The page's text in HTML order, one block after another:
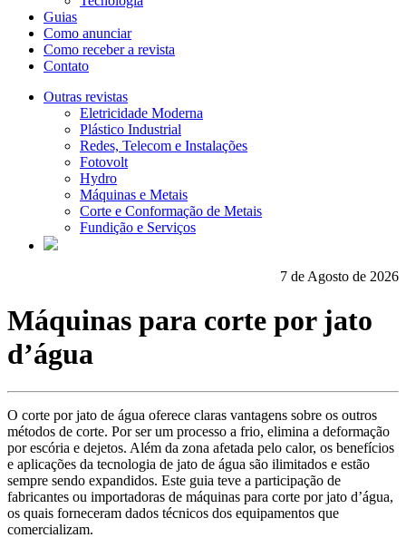
Guias
Como anunciar
Como receber a revista
Contato
Outras revistas
Eletricidade Moderna
Plástico Industrial
Redes, Telecom e Instalações
Fotovolt
Hydro
Máquinas e Metais
Corte e Conformação de Metais
Fundição e Serviços
7 de Agosto de 2026
Máquinas para corte por jato
d’água
O corte por jato de água oferece claras vantagens sobre os outros
métodos de corte. Por ser um processo a frio, elimina a deformação
por escória e dejetos. Além da zona afetada pelo calor, os benefícios
e aplicações da tecnologia de jato de água são ilimitados e estão
sempre sendo expandidos. Este guia teve a participação de
fabricantes ou importadoras de máquinas para corte por jato d’água,
os quais forneceram dados técnicos dos equipamentos que
comercializam.